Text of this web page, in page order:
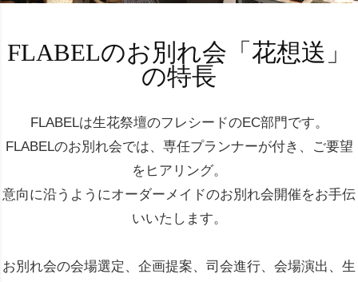
FLABELのお別れ会「花想送」
の特長
FLABELは生花祭壇のフレシードのEC部門です。
FLABELのお別れ会では、専任プランナーが付き、ご要望
をヒアリング。
意向に沿うようにオーダーメイドのお別れ会開催をお手伝
いいたします。
お別れ会の会場選定、企画提案、司会進行、会場演出、生